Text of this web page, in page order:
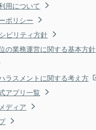
用について
ポリシー
ビリティ方針
の業務運営に関する基本方針
ラスメントに関する考え方
アプリ一覧
ディア